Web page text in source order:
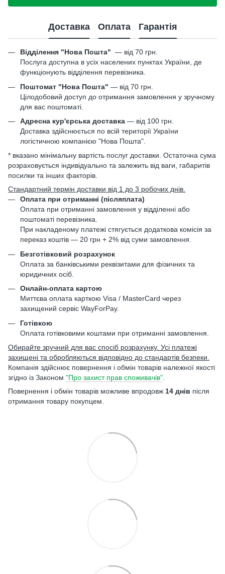
Доставка Оплата Гарантія
Відділення "Нова Пошта" — від 70 грн.
Послуга доступна в усіх населених пунктах України, де
функціонують відділення перевізника.
Поштомат "Нова Пошта" — від 70 грн.
Цілодобовий доступ до отримання замовлення у зручному
для вас поштоматі.
Адресна кур'єрська доставка — від 100 грн.
Доставка здійснюється по всій території України
логістичною компанією "Нова Пошта".
* вказано мінімальну вартість послуг доставки. Остаточна сума
розраховується індивідуально та залежить від ваги, габаритів
посилки та інших факторів.
Стандартний термін доставки від 1 до 3 робочих днів.
Оплата при отриманні (післяплата)
Оплата при отриманні замовлення у відділенні або
поштоматі перевізника.
При накладеному платежі стягується додаткова комісія за
переказ коштів — 20 грн + 2% від суми замовлення.
Безготівковий розрахунок
Оплата за банківськими реквізитами для фізичних та
юридичних осіб.
Онлайн-оплата картою
Миттєва оплата карткою Visa / MasterCard через
захищений сервіс WayForPay.
Готівкою
Оплата готівковими коштами при отриманні замовлення.
Обирайте зручний для вас спосіб розрахунку. Усі платежі
захищені та обробляються відповідно до стандартів безпеки.
Компанія здійснює повернення і обмін товарів належної якості
згідно із Законом "Про захист прав споживачів"
Повернення і обмін товарів можливе впродовж 14 днів після
отримання товару покупцем.